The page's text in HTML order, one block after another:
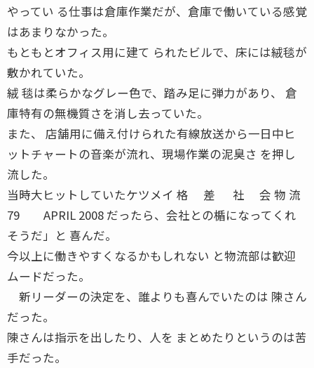
やってい る仕事は倉庫作業だが、倉庫で働いている感覚
はあまりなかった。
もともとオフィス用に建て られたビルで、床には絨毯が
敷かれていた。
絨 毯は柔らかなグレー色で、踏み足に弾力があり、 倉
庫特有の無機質さを消し去っていた。
また、 店舗用に備え付けられた有線放送から一日中ヒ
ットチャートの音楽が流れ、現場作業の泥臭さ を押し
流した。
当時大ヒットしていたケツメイ 格 差 社 会 物 流
79 APRIL 2008 だったら、会社との楯になってくれ
そうだ」と 喜んだ。
今以上に働きやすくなるかもしれない と物流部は歓迎
ムードだった。
新リーダーの決定を、誰よりも喜んでいたのは 陳さん
だった。
陳さんは指示を出したり、人を まとめたりというのは苦
手だった。